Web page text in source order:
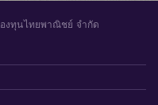
งทุนไทยพาณิชย์ จำกัด